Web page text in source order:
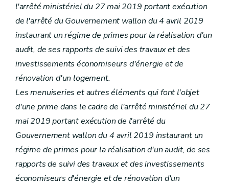
l'arrêté ministériel du 27 mai 2019 portant exécution
de l'arrêté du Gouvernement wallon du 4 avril 2019
instaurant un régime de primes pour la réalisation d'un
audit, de ses rapports de suivi des travaux et des
investissements économiseurs d'énergie et de
rénovation d'un logement.
Les menuiseries et autres éléments qui font l'objet
d'une prime dans le cadre de l'arrêté ministériel du 27
mai 2019 portant exécution de l'arrêté du
Gouvernement wallon du 4 avril 2019 instaurant un
régime de primes pour la réalisation d'un audit, de ses
rapports de suivi des travaux et des investissements
économiseurs d'énergie et de rénovation d'un